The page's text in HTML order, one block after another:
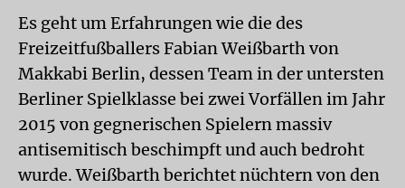
Es geht um Erfahrungen wie die des
Freizeitfußballers Fabian Weißbarth von
Makkabi Berlin, dessen Team in der untersten
Berliner Spielklasse bei zwei Vorfällen im Jahr
2015 von gegnerischen Spielern massiv
antisemitisch beschimpft und auch bedroht
wurde. Weißbarth berichtet nüchtern von den